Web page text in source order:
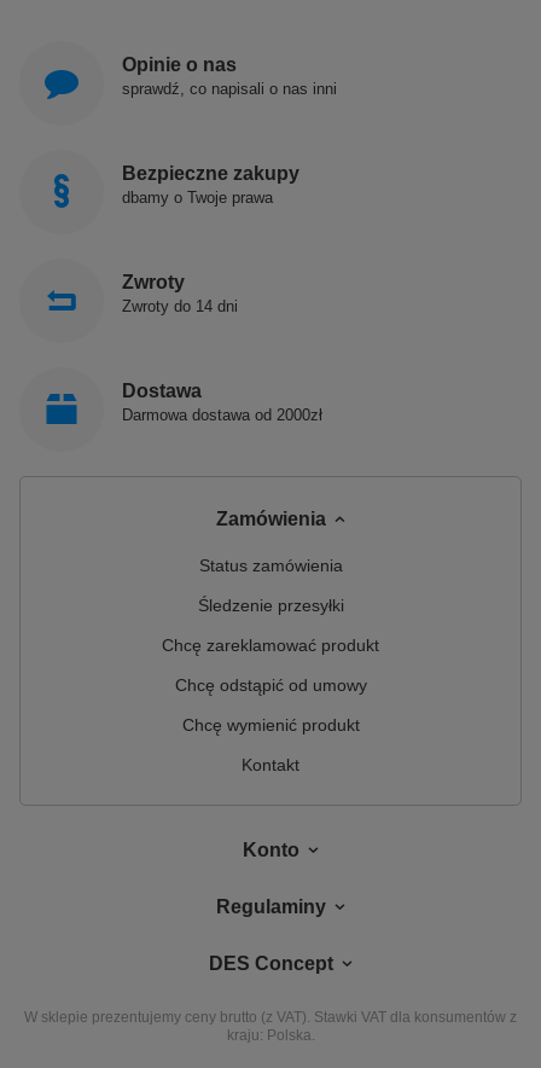
Opinie o nas
sprawdź, co napisali o nas inni
Bezpieczne zakupy
dbamy o Twoje prawa
Zwroty
Zwroty do 14 dni
Dostawa
Darmowa dostawa od 2000zł
Zamówienia
Status zamówienia
Śledzenie przesyłki
Chcę zareklamować produkt
Chcę odstąpić od umowy
Chcę wymienić produkt
Kontakt
Konto
Regulaminy
DES Concept
W sklepie prezentujemy ceny brutto (z VAT). Stawki VAT dla konsumentów z
kraju: Polska.